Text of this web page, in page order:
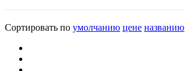
Сортировать по умолчанию цене названию